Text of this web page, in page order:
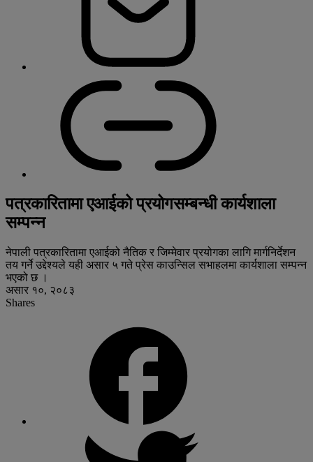
पत्रकारितामा एआईको प्रयोगसम्बन्धी कार्यशाला
सम्पन्न
नेपाली पत्रकारितामा एआईको नैतिक र जिम्मेवार प्रयोगका लागि मार्गनिर्देशन
तय गर्ने उद्देश्यले यही असार ५ गते प्रेस काउन्सिल सभाहलमा कार्यशाला सम्पन्न
भएको छ ।
असार १०, २०८३
Shares